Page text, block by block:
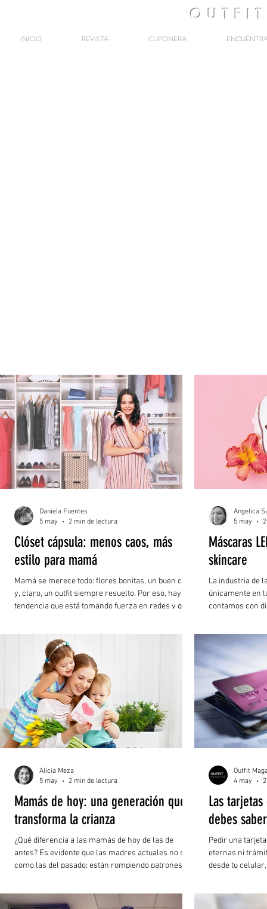
OUTFIT
INICIO REVISTA CUPONERA
Clóset cápsula: menos caos, más
estilo para mamá
Mamá se merece todo: flores bonitas, un buen café
y, claro, un outfit siempre resuelto. Por eso, hay una
tendencia que está tomando fuerza en redes y que
Daniela Fuentes
5 may
2 min de lectura
Máscaras
skincare
La industria de
únicamente en
contamos con
virtuales.
la fototerapia.
Angelica
5 may
Mamás de hoy: una generación que
transforma la crianza
¿Qué diferencia a las mamás de hoy de las de
antes? Es evidente que las madres actuales no son
como las del pasado: están rompiendo patrones
realmente estamos avanzando en ciertos temas,
Alicia Meza
5 may
2 min de lectura
Las
debes
Pedir una
eternas ni
desde tu
Outfit
4 may